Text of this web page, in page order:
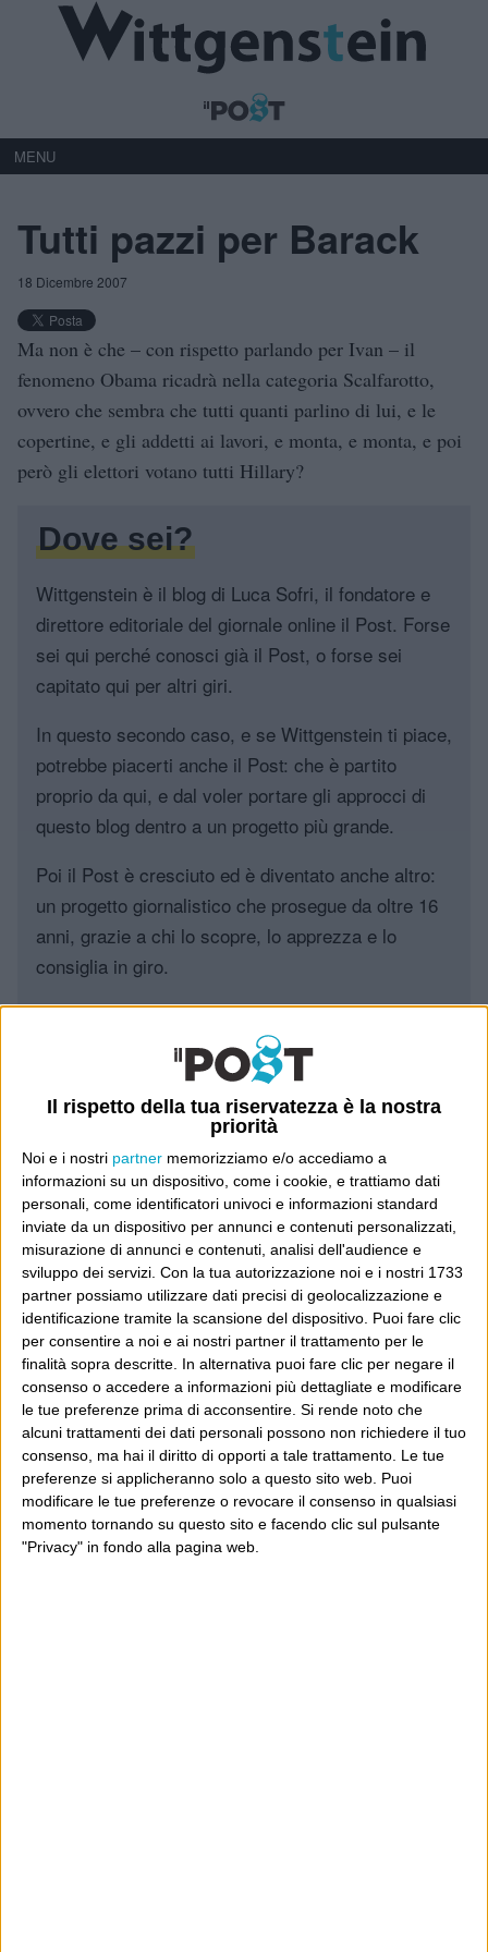
Il rispetto della tua riservatezza è la nostra
priorità
Noi e i nostri partner memorizziamo e/o accediamo a
informazioni su un dispositivo, come i cookie, e trattiamo dati
personali, come identificatori univoci e informazioni standard
inviate da un dispositivo per annunci e contenuti personalizzati,
misurazione di annunci e contenuti, analisi dell'audience e
sviluppo dei servizi. Con la tua autorizzazione noi e i nostri 1733
partner possiamo utilizzare dati precisi di geolocalizzazione e
identificazione tramite la scansione del dispositivo. Puoi fare clic
per consentire a noi e ai nostri partner il trattamento per le
finalità sopra descritte. In alternativa puoi fare clic per negare il
consenso o accedere a informazioni più dettagliate e modificare
le tue preferenze prima di acconsentire. Si rende noto che
alcuni trattamenti dei dati personali possono non richiedere il tuo
consenso, ma hai il diritto di opporti a tale trattamento. Le tue
preferenze si applicheranno solo a questo sito web. Puoi
modificare le tue preferenze o revocare il consenso in qualsiasi
momento tornando su questo sito e facendo clic sul pulsante
"Privacy" in fondo alla pagina web.
MENU
Tutti pazzi per Barack
18 Dicembre 2007
Ma non è che – con rispetto parlando per Ivan – il
fenomeno Obama ricadrà nella categoria Scalfarotto,
ovvero che sembra che tutti quanti parlino di lui, e le
copertine, e gli addetti ai lavori, e monta, e monta, e poi
però gli elettori votano tutti Hillary?
Dove sei?
Wittgenstein è il blog di Luca Sofri, il fondatore e
direttore editoriale del giornale online il Post. Forse
sei qui perché conosci già il Post, o forse sei
capitato qui per altri giri.
In questo secondo caso, e se Wittgenstein ti piace,
potrebbe piacerti anche il Post: che è partito
proprio da qui, e dal voler portare gli approcci di
questo blog dentro a un progetto più grande.
Poi il Post è cresciuto ed è diventato anche altro:
un progetto giornalistico che prosegue da oltre 16
anni, grazie a chi lo scopre, lo apprezza e lo
consiglia in giro.
Luca Sofri Wittgenstein
POST PRECEDENTE
Postcards from the edge
Luca Sofri, 33, 57th street, New
York, NY
E per i regali di Natale